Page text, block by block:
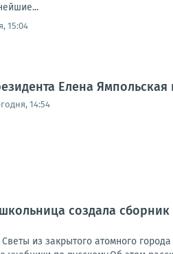
15:04
Елена
14:54
создала
Светы из закрытого атомного